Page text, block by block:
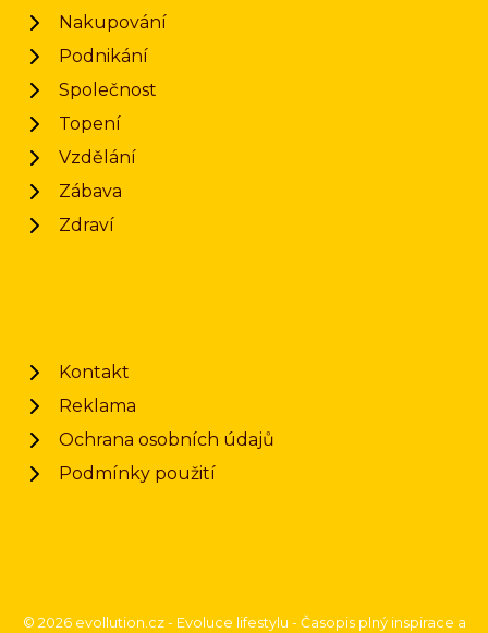
Nakupování
Podnikání
Společnost
Topení
Vzdělání
Zábava
Zdraví
Kontakt
Reklama
Ochrana osobních údajů
Podmínky použití
© 2026 evollution.cz - Evoluce lifestylu - Časopis plný inspirace a